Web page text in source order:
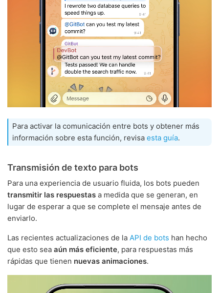
Para activar la comunicación entre bots y obtener más
información sobre esta función, revisa esta guía.
Transmisión de texto para bots
Para una experiencia de usuario fluida, los bots pueden
transmitir las respuestas a medida que se generan, en
lugar de esperar a que se complete el mensaje antes de
enviarlo.
Las recientes actualizaciones de la API de bots han hecho
que esto sea aún más eficiente, para respuestas más
rápidas que tienen nuevas animaciones.